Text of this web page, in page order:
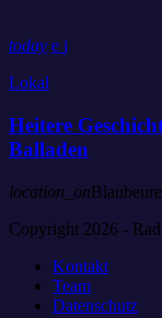
today
Lokal
Heitere
Balladen
location_on
Copyright 2026 -
Kontakt
Team
Datenschutz